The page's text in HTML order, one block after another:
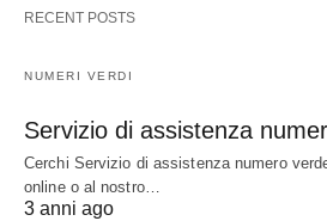
RECENT POSTS
NUMERI VERDI
Servizio di assistenza
Cerchi Servizio di assistenza numero
online o al nostro…
3 anni ago